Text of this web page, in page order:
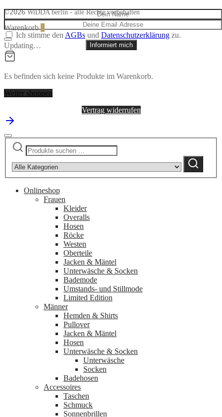
Ich stimme den AGBs und Datenschutzerklärung zu.
Informiert mich
©2026WiDDA berlin - alle Rechte vorbehalten
Warenkorb
Updating…
Es befinden sich keine Produkte im Warenkorb.
Weiter shoppen
Vertrag widerrufen
Suchen
nach:
category:
Suchen
Onlineshop
Frauen
Kleider
Overalls
Hosen
Röcke
Westen
Oberteile
Jacken & Mäntel
Unterwäsche & Socken
Bademode
Umstands- und Stillmode
Limited Edition
Männer
Hemden & Shirts
Pullover
Jacken & Mäntel
Hosen
Unterwäsche & Socken
Unterwäsche
Socken
Badehosen
Accessoires
Taschen
Schmuck
Sonnenbrillen